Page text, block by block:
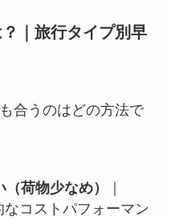
｜旅行タイプ別早
合うのはどの方法で
荷物少なめ）
｜
なコストパフォーマン